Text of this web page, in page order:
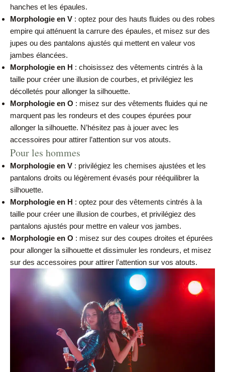
hanches et les épaules.
Morphologie en V : optez pour des hauts fluides ou des robes
empire qui atténuent la carrure des épaules, et misez sur des
jupes ou des pantalons ajustés qui mettent en valeur vos
jambes élancées.
Morphologie en H : choisissez des vêtements cintrés à la
taille pour créer une illusion de courbes, et privilégiez les
décolletés pour allonger la silhouette.
Morphologie en O : misez sur des vêtements fluides qui ne
marquent pas les rondeurs et des coupes épurées pour
allonger la silhouette. N’hésitez pas à jouer avec les
accessoires pour attirer l’attention sur vos atouts.
Pour les hommes
Morphologie en V : privilégiez les chemises ajustées et les
pantalons droits ou légèrement évasés pour rééquilibrer la
silhouette.
Morphologie en H : optez pour des vêtements cintrés à la
taille pour créer une illusion de courbes, et privilégiez des
pantalons ajustés pour mettre en valeur vos jambes.
Morphologie en O : misez sur des coupes droites et épurées
pour allonger la silhouette et dissimuler les rondeurs, et misez
sur des accessoires pour attirer l’attention sur vos atouts.